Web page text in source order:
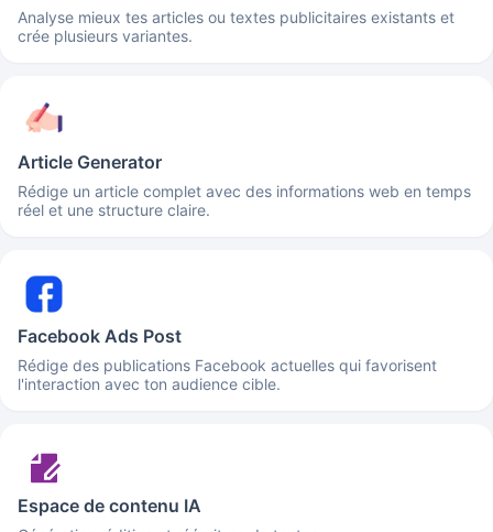
Analyse mieux tes articles ou textes publicitaires existants et
crée plusieurs variantes.
Article Generator
Rédige un article complet avec des informations web en temps
réel et une structure claire.
Facebook Ads Post
Rédige des publications Facebook actuelles qui favorisent
l'interaction avec ton audience cible.
Espace de contenu IA